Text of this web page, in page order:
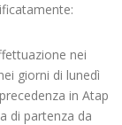
nei
giorni di lunedì
in Atap
di partenza da